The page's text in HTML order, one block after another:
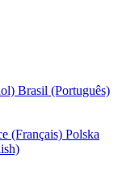
Brasil (Português)
(Français) Polska